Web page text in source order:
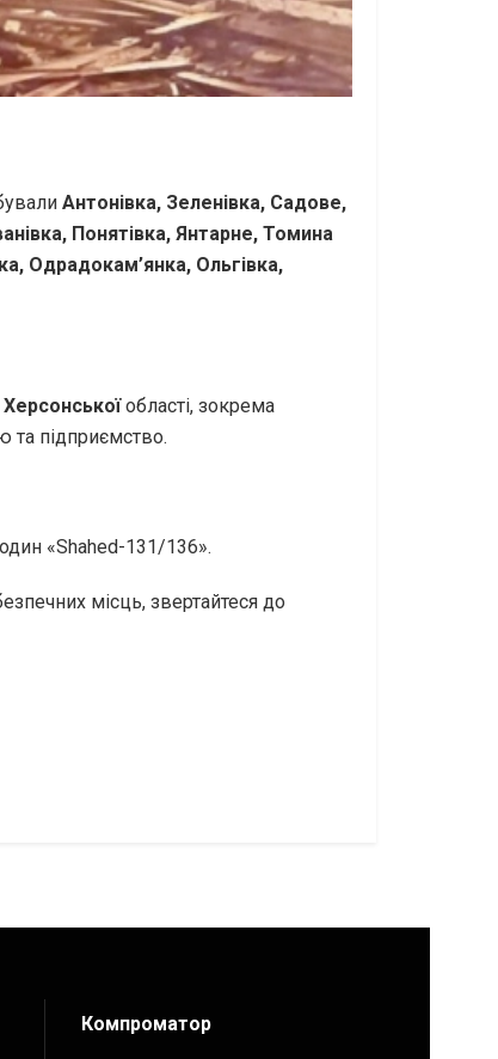
Антонівка, Зеленівка, Садове,
Понятівка, Янтарне, Томина
Одрадокам’янка, Ольгівка,
Херсонськоїобласті, зокрема
та підприємство.
«Shahed-131/136».
місць, звертайтеся до
Компроматор